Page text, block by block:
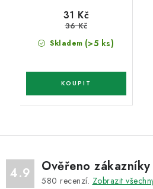
Skladem (>5 ks)
31 Kč
36 Kč
4.9 Ověřeno zákazníky
580 recenzí. Zobrazit